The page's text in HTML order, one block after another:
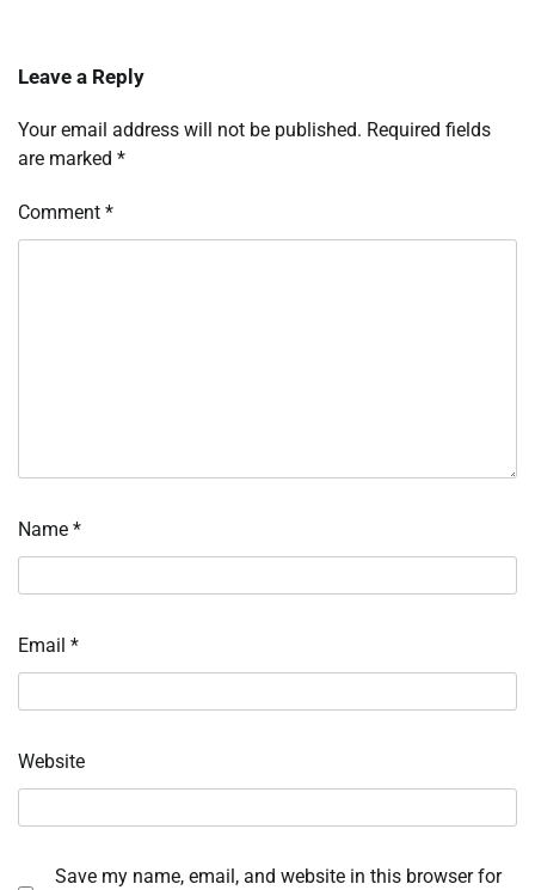
Leave a Reply
Your email address will not be published. Required fields
are marked *
Comment *
Name *
Email *
Website
Save my name, email, and website in this browser for